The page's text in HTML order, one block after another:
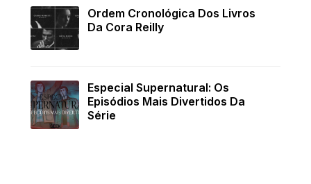
Ordem Cronológica Dos Livros
Da Cora Reilly
Especial Supernatural: Os
Episódios Mais Divertidos Da
Série